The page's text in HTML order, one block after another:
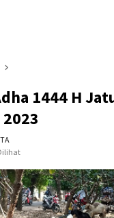
1444 H